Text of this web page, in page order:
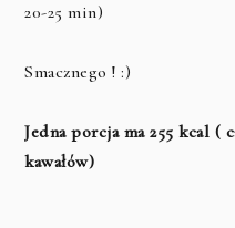
20-25 min)
Smacznego ! :)
Jedna porcja ma 255 kcal (
kawałów)